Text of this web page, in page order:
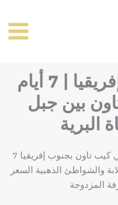
السياحة في جنوب إفريقيا | 7 أيام
بين جبل
البرية
اكتشف جمال الطبيعة والحياة البرية في كيب تاون بجنوب إفريقيا 7
والشواطئ الذهبية السعر
المزدوجة